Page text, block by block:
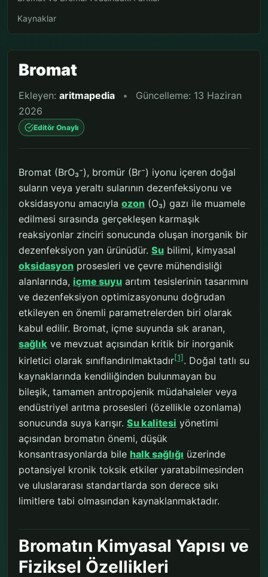
Kaynaklar
Bromat
Ekleyen: aritmapedia •
Güncelleme: 13 Haziran
2026
Editör Onaylı
Bromat (BrO₃⁻), bromür (Br⁻) iyonu içeren doğal
suların veya yeraltı sularının dezenfeksiyonu ve
oksidasyonu amacıyla ozon (O₃) gazı ile muamele
edilmesi sırasında gerçekleşen karmaşık
reaksiyonlar zinciri sonucunda oluşan inorganik bir
dezenfeksiyon yan ürünüdür. Su bilimi, kimyasal
oksidasyon prosesleri ve çevre mühendisliği
alanlarında, içme suyu arıtım tesislerinin tasarımını
ve dezenfeksiyon optimizasyonunu doğrudan
etkileyen en önemli parametrelerden biri olarak
kabul edilir. Bromat, içme suyunda sık aranan,
sağlık ve mevzuat açısından kritik bir inorganik
kirletici olarak sınıflandırılmaktadır[1] . Doğal tatlı su
kaynaklarında kendiliğinden bulunmayan bu
bileşik, tamamen antropojenik müdahaleler veya
endüstriyel arıtma prosesleri (özellikle ozonlama)
sonucunda suya karışır. Su kalitesi yönetimi
açısından bromatın önemi, düşük
konsantrasyonlarda bile halk sağlığı üzerinde
potansiyel kronik toksik etkiler yaratabilmesinden
ve uluslararası standartlarda son derece sıkı
limitlere tabi olmasından kaynaklanmaktadır.
Bromatın Kimyasal Yapısı ve
Fiziksel Özellikleri